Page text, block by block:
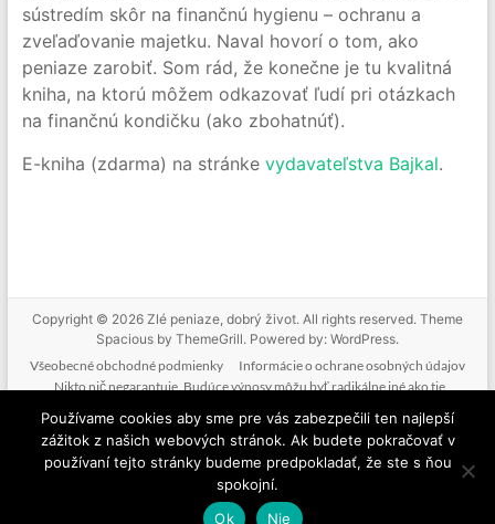
sústredím skôr na finančnú hygienu – ochranu a
zveľaďovanie majetku. Naval hovorí o tom, ako
peniaze zarobiť. Som rád, že konečne je tu kvalitná
kniha, na ktorú môžem odkazovať ľudí pri otázkach
na finančnú kondičku (ako zbohatnúť).
E-kniha (zdarma) na stránke vydavateľstva Bajkal.
Copyright © 2026 Zlé peniaze, dobrý život. All rights reserved. Theme
Spaciousby ThemeGrill. Powered by: WordPress.
Všeobecné obchodné podmienky
Informácie o ochrane osobných údajov
Nikto nič negarantuje. Budúce výnosy môžu byť radikálne iné ako tie
doterajšie. Nikto nevie predpovedať budúcnosť. Tak ako nebudeme mať podiel
na vašich ziskoch, nenesieme zodpovednosť ani za vaše straty. Poskytované
informácie nie sú investičným odporúčaním. Nič z toho, čo je na tejto stránke, v
mailoch, v produktoch alebo službách nie je žiadnou formou finančného
poradenstva. Ide o komentovanie a vzdelávanie.
Používame cookies aby sme pre vás zabezpečili ten najlepší
zážitok z našich webových stránok. Ak budete pokračovať v
používaní tejto stránky budeme predpokladať, že ste s ňou
spokojní.
Ok
Nie